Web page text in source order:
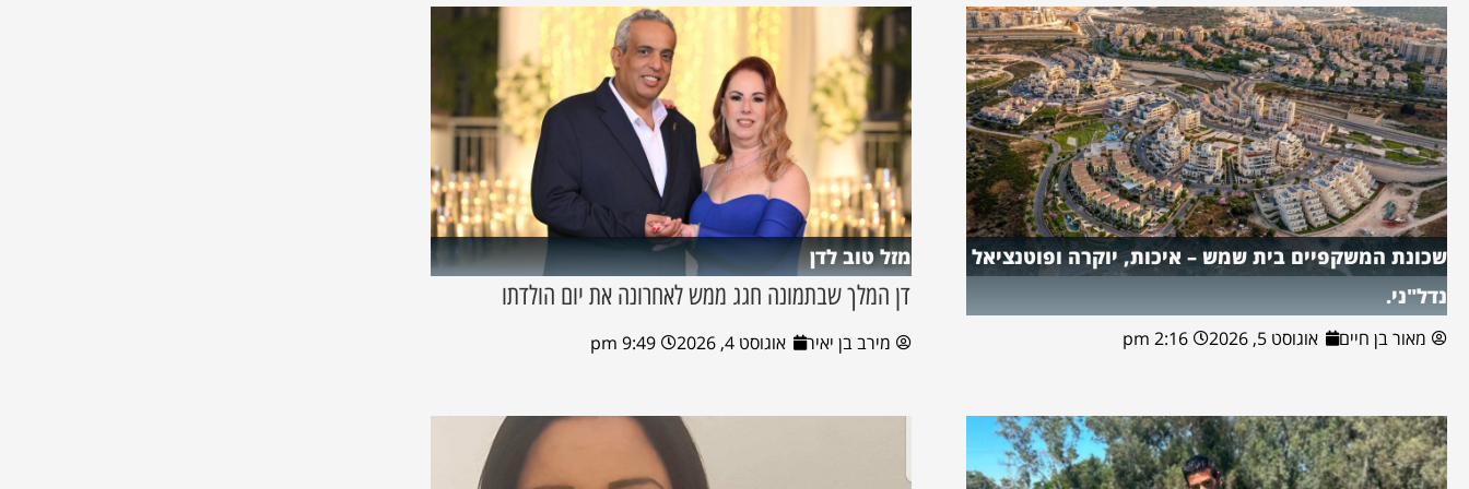
שכונת המשקפיים בית שמש – איכות, יוקרה ופוטנציאל
נדל"ני.
מאור בן חיים אוגוסט 5, 2026 2:16 pm
מזל טוב לדן
דן המלך שבתמונה חגג ממש לאחרונה את יום הולדתו
מירב בן יאיר אוגוסט 4, 2026 9:49 pm